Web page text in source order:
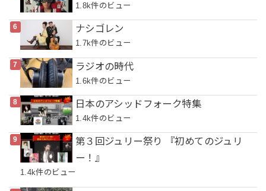
1.8k件のビュー
ナシゴレン
1.7k件のビュー
ラジオの時代
1.6k件のビュー
日本のアシッドフォーク特集
1.4k件のビュー
第３回ジュリー祭り 『初めてのジュリ
ー！』
1.4k件のビュー